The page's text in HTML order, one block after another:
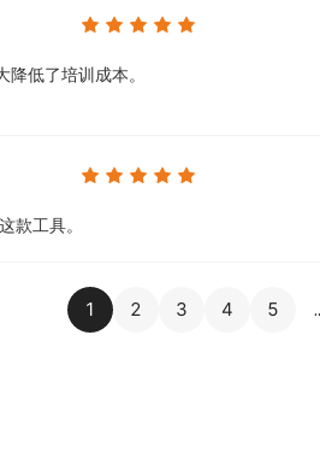
低了培训成本。
款工具。
1 2 3 4 5